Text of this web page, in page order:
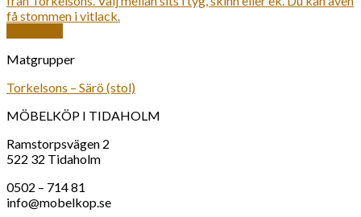
Matgrupper
Torkelsons – Särö (stol)
MÖBELKÖP I TIDAHOLM
Ramstorpsvägen 2
522 32 Tidaholm
0502 – 714 81
info@mobelkop.se